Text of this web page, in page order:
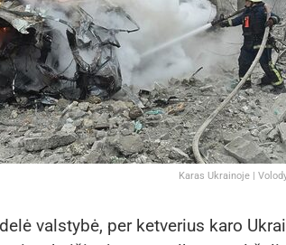
Karas Ukrainoje |
valstybė, per ketverius karo